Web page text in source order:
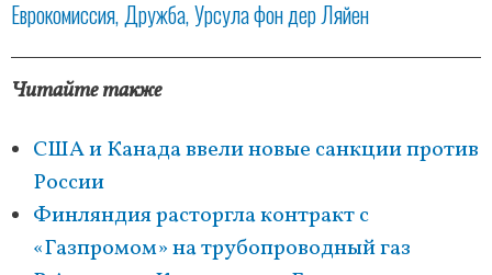
Еврокомиссия Дружба Урсула фон дер Ляйен
Читайте также
США и Канада ввели новые санкции против
России
Финляндия расторгла контракт с
«Газпромом» на трубопроводный газ